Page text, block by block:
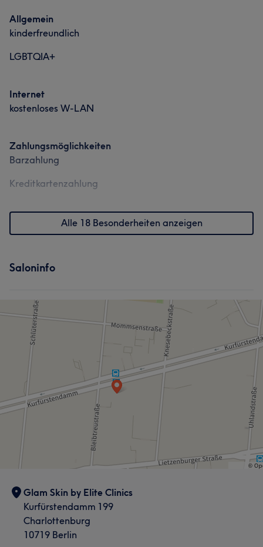
Allgemein
kinderfreundlich
LGBTQIA+
Internet
kostenloses W-LAN
Zahlungsmöglichkeiten
Barzahlung
Kreditkartenzahlung
Alle 18 Besonderheiten anzeigen
Saloninfo
Glam Skin by Elite Clinics
Kurfürstendamm 199
Charlottenburg
10719 Berlin